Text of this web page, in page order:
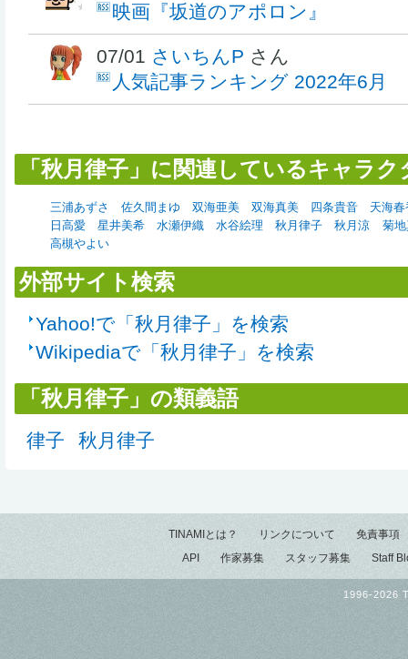
映画『坂道のアポロン』
07/01 さいちんP さん
人気記事ランキング 2022年6月
「秋月律子」に関連しているキャラク
三浦あずさ 佐久間まゆ 双海亜美 双海真美 四条貴音
天海春
日高愛
星井美希 水瀬伊織 水谷絵理 秋月律子 秋月涼
菊
高槻やよい
外部サイト検索
Yahoo!で「秋月律子」を検索
Wikipediaで「秋月律子」を検索
「秋月律子」の類義語
律子 秋月律子
TINAMIとは？ リンクについて
免責事項
API
作家募集 スタッフ募集 Staff
1996-2026